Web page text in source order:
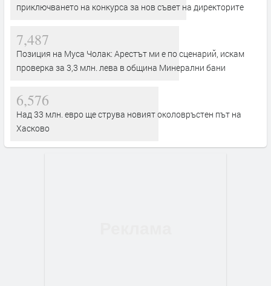
приключването на конкурса за нов съвет на директорите
7,487
Позиция на Муса Чолак: Арестът ми е по сценарий, искам
проверка за 3,3 млн. лева в община Минерални бани
6,576
Над 33 млн. евро ще струва новият околовръстен път на
Хасково